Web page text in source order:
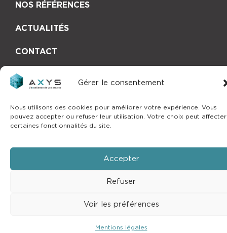
Gérer le consentement
Nous utilisons des cookies pour améliorer votre expérience. Vous
pouvez accepter ou refuser leur utilisation. Votre choix peut affecter
certaines fonctionnalités du site.
Accepter
Refuser
Voir les préférences
Mentions légales
NOS RÉFÉRENCES
ACTUALITÉS
CONTACT
légales